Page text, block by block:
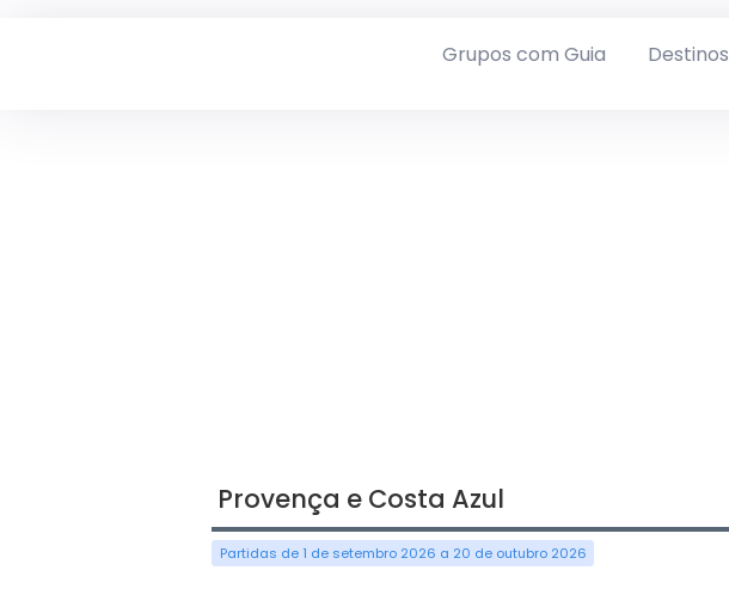
Grupos com Guia Destinos
Provença e Costa Azul
Partidas de 1 de setembro 2026 a 20 de outubro 2026